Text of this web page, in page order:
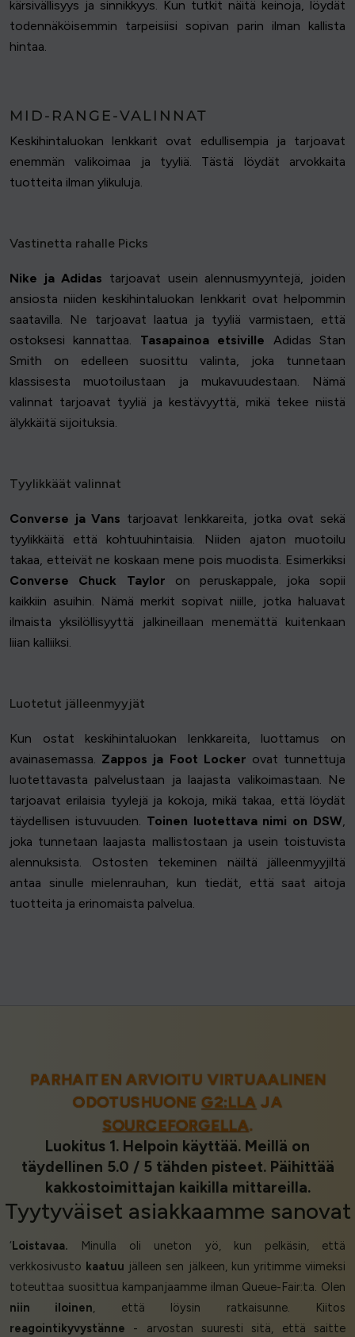
kärsivällisyys ja sinnikkyys. Kun tutkit näitä keinoja, löydät
todennäköisemmin tarpeisiisi sopivan parin ilman kallista
hintaa.
MID-RANGE-VALINNAT
Keskihintaluokan lenkkarit ovat edullisempia ja tarjoavat
enemmän valikoimaa ja tyyliä. Tästä löydät arvokkaita
tuotteita ilman ylikuluja.
Vastinetta rahalle Picks
Nike ja Adidas tarjoavat usein alennusmyyntejä, joiden
ansiosta niiden keskihintaluokan lenkkarit ovat helpommin
saatavilla. Ne tarjoavat laatua ja tyyliä varmistaen, että
ostoksesi kannattaa. Tasapainoa etsiville Adidas Stan
Smith on edelleen suosittu valinta, joka tunnetaan
klassisesta muotoilustaan ja mukavuudestaan. Nämä
valinnat tarjoavat tyyliä ja kestävyyttä, mikä tekee niistä
älykkäitä sijoituksia.
Tyylikkäät valinnat
Converse ja Vans tarjoavat lenkkareita, jotka ovat sekä
tyylikkäitä että kohtuuhintaisia. Niiden ajaton muotoilu
takaa, etteivät ne koskaan mene pois muodista. Esimerkiksi
Converse Chuck Taylor on peruskappale, joka sopii
kaikkiin asuihin. Nämä merkit sopivat niille, jotka haluavat
ilmaista yksilöllisyyttä jalkineillaan menemättä kuitenkaan
liian kalliiksi.
Luotetut jälleenmyyjät
Kun ostat keskihintaluokan lenkkareita, luottamus on
avainasemassa. Zappos ja Foot Locker ovat tunnettuja
luotettavasta palvelustaan ja laajasta valikoimastaan. Ne
tarjoavat erilaisia tyylejä ja kokoja, mikä takaa, että löydät
täydellisen istuvuuden. Toinen luotettava nimi on DSW,
joka tunnetaan laajasta mallistostaan ja usein toistuvista
alennuksista. Ostosten tekeminen näiltä jälleenmyyjiltä
antaa sinulle mielenrauhan, kun tiedät, että saat aitoja
tuotteita ja erinomaista palvelua.
PARHAITEN ARVIOITU VIRTUAALINEN
ODOTUSHUONE G2:LLAJA
SOURCEFORGELLA.
Luokitus 1. Helpoin käyttää. Meillä on
täydellinen 5.0 / 5 tähden pisteet. Päihittää
kakkostoimittajan kaikilla mittareilla.
Tyytyväiset asiakkaamme sanovat
‘ Loistavaa. Minulla oli uneton yö, kun pelkäsin, että
verkkosivusto kaatuu jälleen sen jälkeen, kun yritimme viimeksi
toteuttaa suosittua kampanjaamme ilman Queue-Fair:ta. Olen
niin iloinen, että löysin ratkaisunne. Kiitos
reagointikyvystänne - arvostan suuresti sitä, että saitte